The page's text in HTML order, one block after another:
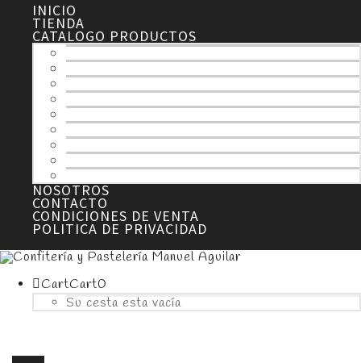
INICIO
TIENDA
CATALOGO PRODUCTOS
TODOS
ESPECIALIDADES
NAVIDAD
SEMANA SANTA
HOJALDRE
TARTAS
MERENGUE
CHOCOLATE
DULCES
NOSOTROS
CONTACTO
CONDICIONES DE VENTA
POLITICA DE PRIVACIDAD
CartCart0
Su cesta esta vacía